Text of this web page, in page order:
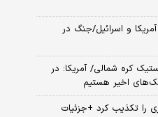
و اسرائیل/جنگ در
کره شمالی/ آمریکا: در
اخیر هستیم
را تکذیب کرد +جزئیات